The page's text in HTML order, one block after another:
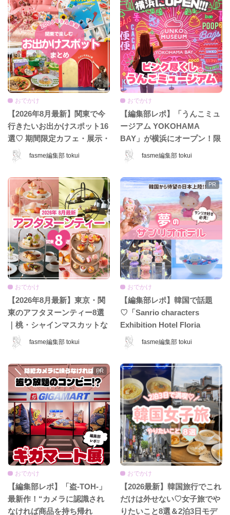
fasme編集部 tokui
おでかけ
【2026年8月最新】関東で今
行きたいお出かけスポット16
選♡ 期間限定カフェ・展示・
POPUPまとめ
fasme編集部 tokui
おでかけ
【編集部レポ】「うんこミュ
ージアム YOKOHAMA
BAY」が横浜にオープン！限
定コンテンツ＆グッズをひと
足先に体験♡
fasme編集部 tokui
おでかけ
【2026年8月最新】東京・関
東のアフタヌーンティー8選
｜桃・シャインマスカットな
ど夏限定ホテル＆カフェ特
集！
fasme編集部 tokui
おでかけ
【編集部レポ】韓国で話題
♡「Sanrio characters
Exhibition Hotel Floria
Tokyo」が日本上陸♡ 夢みた
いなホテル空間＆限定グッズ
をレポ！
おでかけ
【編集部レポ】「盗-TOH-」
最新作！“カメラに認識され
なければ商品を持ち帰れ
おでかけ
【2026最新】韓国旅行でこれ
だけは外せない♡女子旅でや
りたいこと8選＆2泊3日モデ